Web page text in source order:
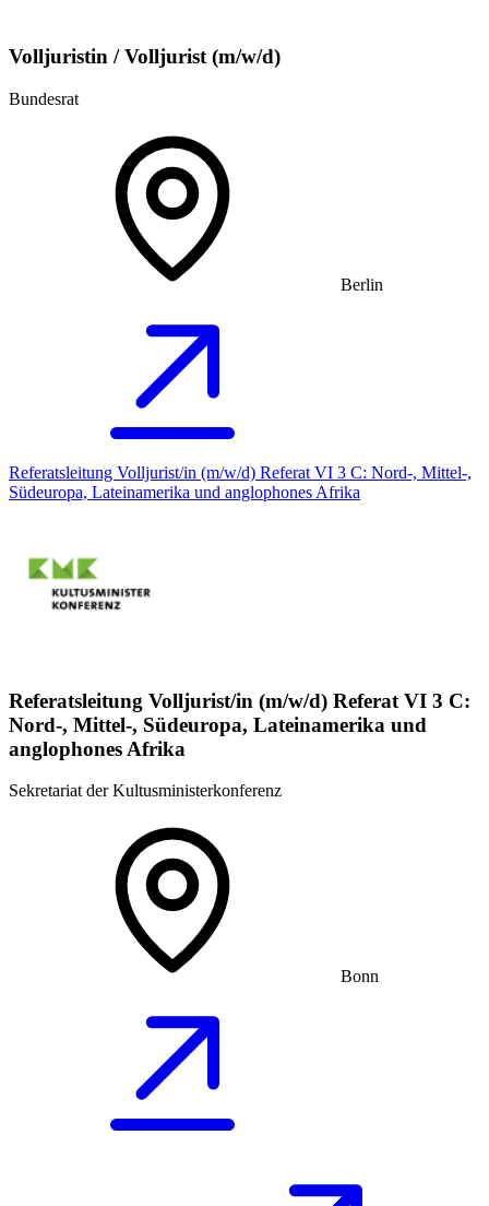
Volljuristin / Volljurist (m/w/d)
Bundesrat
Berlin
Referatsleitung Volljurist/in (m/w/d) Referat VI 3 C: Nord-, Mittel-,
Südeuropa, Lateinamerika und anglophones Afrika
Referatsleitung Volljurist/in (m/w/d) Referat VI 3 C:
Nord-, Mittel-, Südeuropa, Lateinamerika und
anglophones Afrika
Sekretariat der Kultusministerkonferenz
Bonn